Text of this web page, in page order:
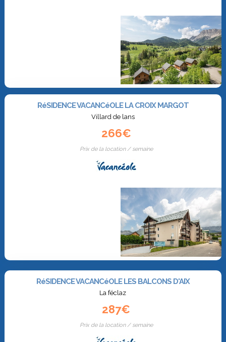
RéSIDENCE VACANCéOLE LA CROIX MARGOT
Villard de lans
266€
Prix de la location / semaine
RéSIDENCE VACANCéOLE LES BALCONS D'AIX
La féclaz
287€
Prix de la location / semaine